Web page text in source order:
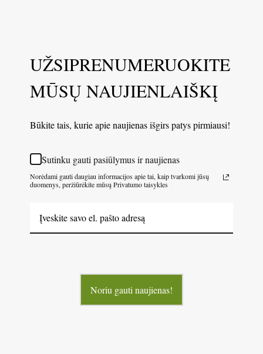
UŽSIPRENUMERUOKITE
MŪSŲ NAUJIENLAIŠKĮ
Būkite tais, kurie apie naujienas išgirs patys pirmiausi!
Sutinku gauti pasiūlymus ir naujienas
Norėdami gauti daugiau informacijos apie tai, kaip tvarkomi jūsų
duomenys, peržiūrėkite mūsų Privatumo taisykles
Noriu gauti naujienas!